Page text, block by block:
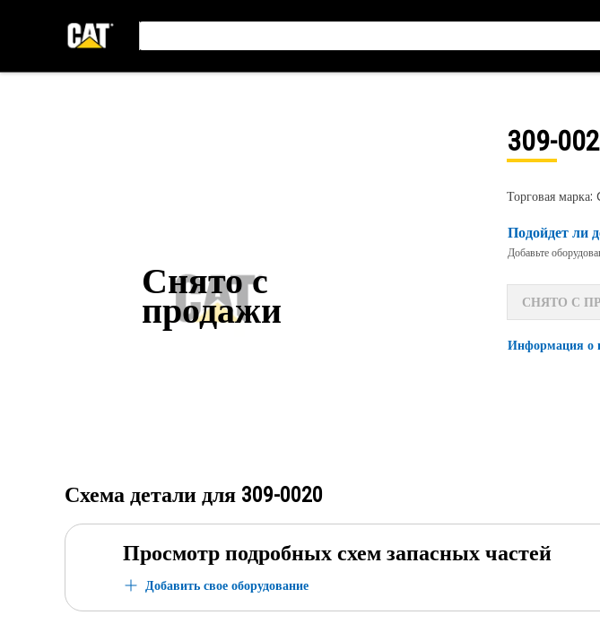
Снято с
продажи
309-
Торговая марка:
Подойдет ли
Добавьте
СНЯТО С
Информация о
Схема детали для 309-0020
Просмотр подробных схем запасных частей
Добавить свое оборудование